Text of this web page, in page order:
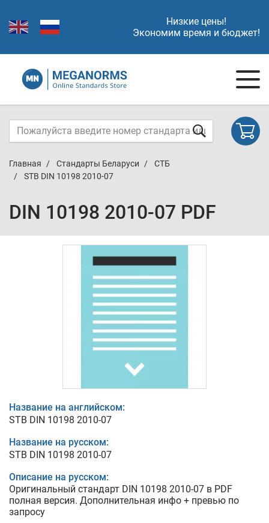
Низкие цены!
Экономим время и бюджет!
Главная Стандарты Беларуси
СТБ
STB DIN 10198 2010-07
DIN 10198 2010-07 PDF
Название на английском:
STB DIN 10198 2010-07
Название на русском:
STB DIN 10198 2010-07
Описание на русском:
Оригинальный стандарт DIN 10198 2010-07 в PDF
полная версия. Дополнительная инфо + превью по
запросу